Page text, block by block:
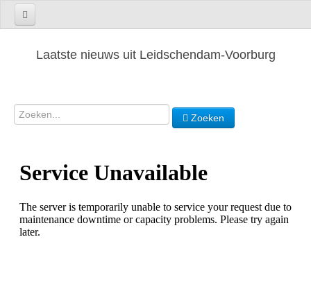
Laatste nieuws uit Leidschendam-Voorburg
Zoeken